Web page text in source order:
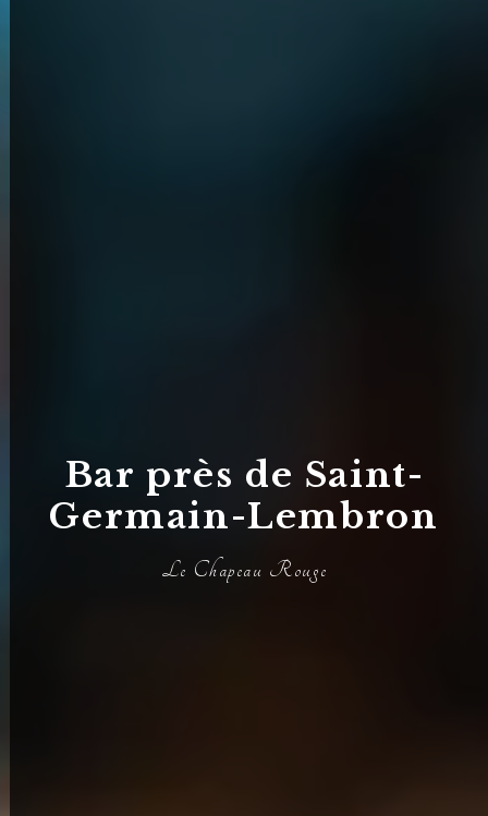
Bar près de Saint-
Germain-Lembron
Le Chapeau Rouge